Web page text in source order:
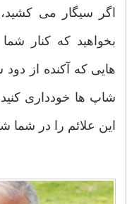
اگر سیگار می
بخواهید که کنار
هایی که آکنده از
شاپ ها خودداری
این علائم را در شما